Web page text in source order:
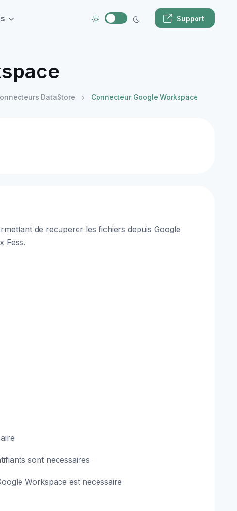
Support
DataStore Connecteur Google Workspace
de recuperer les fichiers depuis Google
Fess.
sont necessaires
Workspace est necessaire